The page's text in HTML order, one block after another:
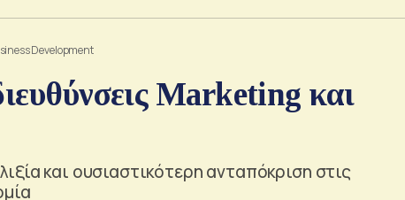
Development
Marketing και
και ουσιαστικότερη ανταπόκριση στις